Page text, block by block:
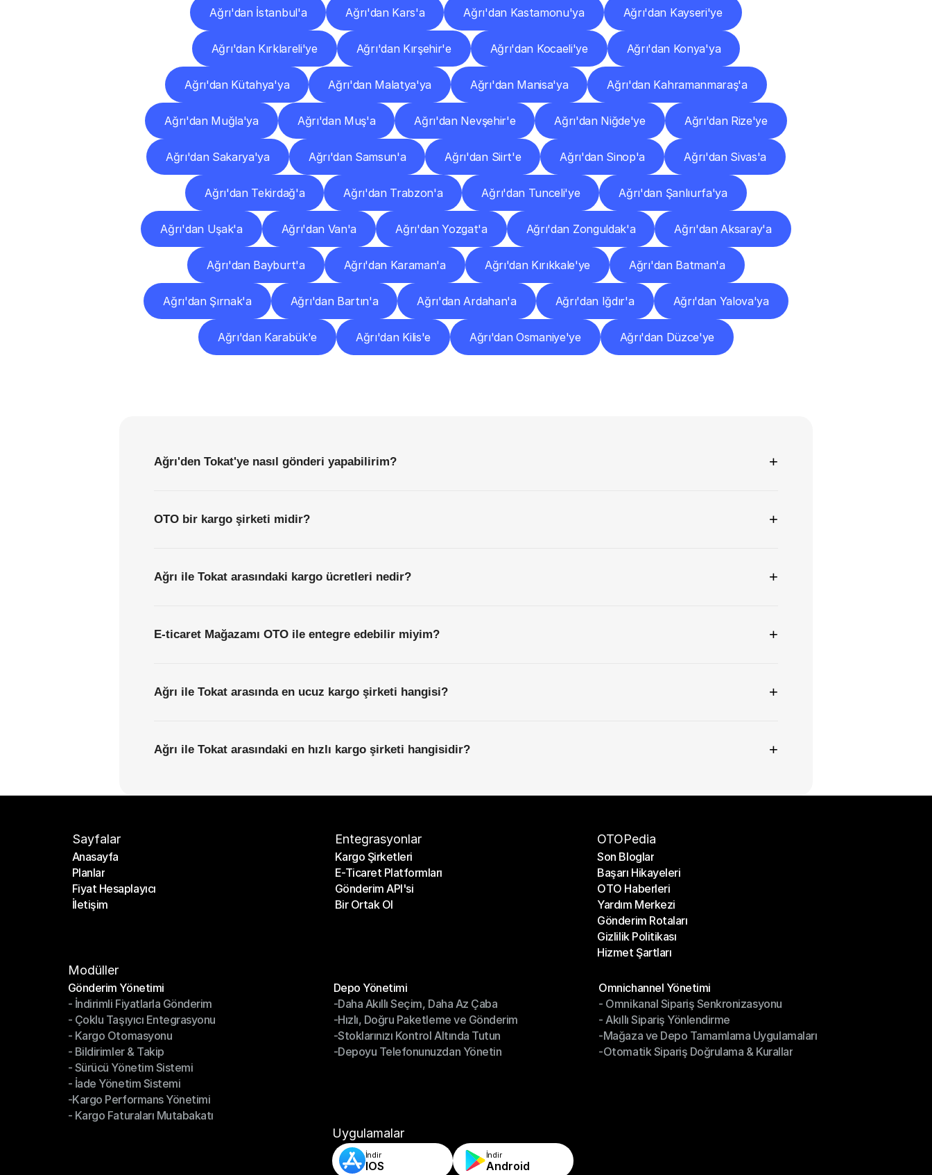
Ağrı'dan İstanbul'a Ağrı'dan Kars'a Ağrı'dan Kastamonu'ya Ağrı'dan Kayseri'ye
Ağrı'dan Kırklareli'ye Ağrı'dan Kırşehir'e Ağrı'dan Kocaeli'ye Ağrı'dan Konya'ya
Ağrı'dan Kütahya'ya Ağrı'dan Malatya'ya Ağrı'dan Manisa'ya Ağrı'dan Kahramanmaraş'a
Ağrı'dan Muğla'ya Ağrı'dan Muş'a Ağrı'dan Nevşehir'e Ağrı'dan Niğde'ye Ağrı'dan Rize'ye
Ağrı'dan Sakarya'ya Ağrı'dan Samsun'a Ağrı'dan Siirt'e Ağrı'dan Sinop'a Ağrı'dan Sivas'a
Ağrı'dan Tekirdağ'a Ağrı'dan Trabzon'a Ağrı'dan Tunceli'ye Ağrı'dan Şanlıurfa'ya
Ağrı'dan Uşak'a Ağrı'dan Van'a Ağrı'dan Yozgat'a Ağrı'dan Zonguldak'a Ağrı'dan Aksaray'a
Ağrı'dan Bayburt'a Ağrı'dan Karaman'a Ağrı'dan Kırıkkale'ye Ağrı'dan Batman'a
Ağrı'dan Şırnak'a Ağrı'dan Bartın'a Ağrı'dan Ardahan'a Ağrı'dan Iğdır'a Ağrı'dan Yalova'ya
Ağrı'dan Karabük'e Ağrı'dan Kilis'e Ağrı'dan Osmaniye'ye Ağrı'dan Düzce'ye
Ağrı'den Tokat'ye nasıl gönderi yapabilirim? +
OTO bir kargo şirketi midir? +
Ağrı ile Tokat arasındaki kargo ücretleri nedir? +
E-ticaret Mağazamı OTO ile entegre edebilir miyim? +
Ağrı ile Tokat arasında en ucuz kargo şirketi hangisi? +
Ağrı ile Tokat arasındaki en hızlı kargo şirketi hangisidir? +
Sayfalar
Anasayfa
Anasayfa
Planlar
Planlar
Fiyat Hesaplayıcı
Fiyat Hesaplayıcı
İletişim
Entegrasyonlar
Kargo Şirketleri
Kargo Şirketleri
E-Ticaret Platformları
E-Ticaret Platformları
Gönderim API'si
Gönderim API'si
Bir Ortak Ol
OTOPedia
Son Bloglar
Son Bloglar
Başarı Hikayeleri
Başarı Hikayeleri
OTO Haberleri
OTO Haberleri
Yardım Merkezi
Yardım Merkezi
Gönderim Rotaları
Gönderim Rotaları
Gizlilik Politikası
Gizlilik Politikası
Hizmet Şartları
Modüller
Gönderim Yönetimi
Gönderim Yönetimi
- İndirimli Fiyatlarla Gönderim
- İndirimli Fiyatlarla Gönderim
- Çoklu Taşıyıcı Entegrasyonu
- Çoklu Taşıyıcı Entegrasyonu
- Kargo Otomasyonu
- Kargo Otomasyonu
- Bildirimler & Takip
- Bildirimler & Takip
- Sürücü Yönetim Sistemi
- Sürücü Yönetim Sistemi
- İade Yönetim Sistemi
- İade Yönetim Sistemi
-Kargo Performans Yönetimi
-Kargo Performans Yönetimi
- Kargo Faturaları Mutabakatı
Depo Yönetimi
Depo Yönetimi
-Daha Akıllı Seçim, Daha Az Çaba
-Daha Akıllı Seçim, Daha Az Çaba
-Hızlı, Doğru Paketleme ve Gönderim
-Hızlı, Doğru Paketleme ve Gönderim
-Stoklarınızı Kontrol Altında Tutun
-Stoklarınızı Kontrol Altında Tutun
-Depoyu Telefonunuzdan Yönetin
Omnichannel Yönetimi
Omnichannel Yönetimi
- Omnikanal Sipariş Senkronizasyonu
- Omnikanal Sipariş Senkronizasyonu
- Akıllı Sipariş Yönlendirme
- Akıllı Sipariş Yönlendirme
-Mağaza ve Depo Tamamlama Uygulamaları
-Mağaza ve Depo Tamamlama Uygulamaları
-Otomatik Sipariş Doğrulama & Kurallar
Uygulamalar
İndir
IOS
İndir
Android